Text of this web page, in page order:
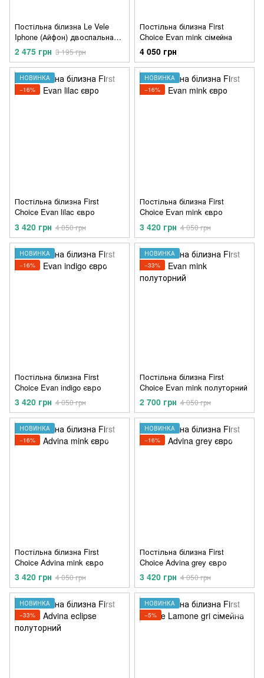
Постільна білизна Le Vele
Iphone (Айфон) двоспальна
євро (має дефект)
2 475 грн 3 195 грн
Постільна білизна First
Choice Evan mink сімейна
4 050 грн
НОВИНКА
−16%
Постільна білизна First
Choice Evan lilac євро
3 420 грн 4 050 грн
НОВИНКА
−16%
Постільна білизна First
Choice Evan mink євро
3 420 грн 4 050 грн
НОВИНКА
−16%
Постільна білизна First
Choice Evan indigo євро
3 420 грн 4 050 грн
НОВИНКА
−33%
Постільна білизна First
Choice Evan mink полуторний
2 700 грн 4 050 грн
НОВИНКА
−16%
Постільна білизна First
Choice Advina mink євро
3 420 грн 4 050 грн
НОВИНКА
−16%
Постільна білизна First
Choice Advina grey євро
3 420 грн 4 050 грн
НОВИНКА
−33%
НОВИНКА
−5%